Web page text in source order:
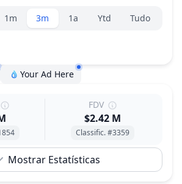
1m 3m 1a Ytd Tudo
Your Ad Here
FDV
$2.42 M
Classific. #3359
Mostrar Estatísticas